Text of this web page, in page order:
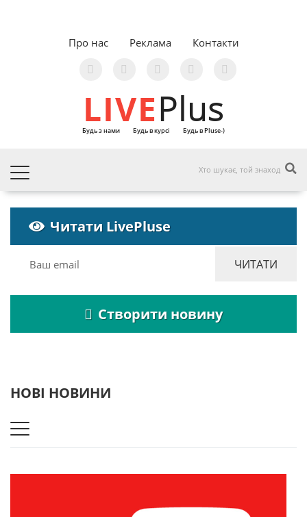
Про нас Реклама Контакти
LIVEPlus
Будь з нами Будь в курсі Будь в Pluse-)
Читати LivePluse
Створити новину
НОВІ НОВИНИ